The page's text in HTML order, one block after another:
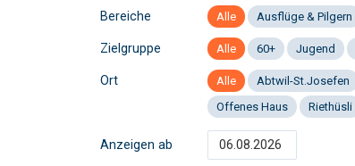
Bereiche Alle Ausflüge & Pilgern
Zielgruppe Alle 60+ Jugend
Ort Alle Abtwil-St.Josefen
Offenes Haus
Riethüsli
Anzeigen ab